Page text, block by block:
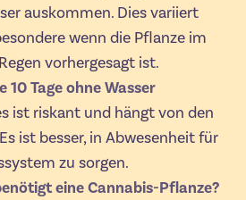
auskommen. Dies variiert
wenn die Pflanze im
vorhergesagt ist.
10 Tage ohne Wasser
ist riskant und hängt von den
ist besser, in Abwesenheit für
zu sorgen.
eine Cannabis-Pflanze?